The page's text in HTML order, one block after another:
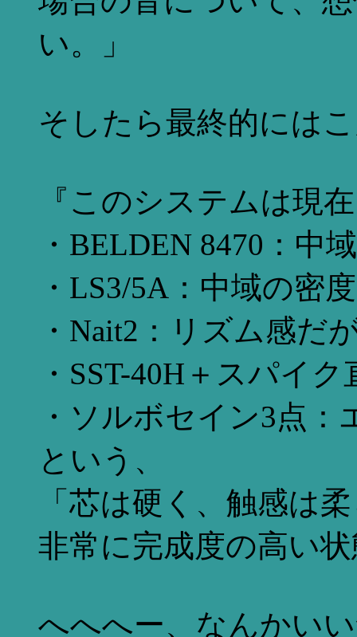
い。」
そしたら最終的には
『このシステムは現
・BELDEN 8470：中
・LS3/5A：中域の密
・Nait2：リズム感だ
・SST-40H＋スパイ
・ソルボセイン3点
という、
「芯は硬く、触感は
非常に完成度の高い
へへへー、なんかい